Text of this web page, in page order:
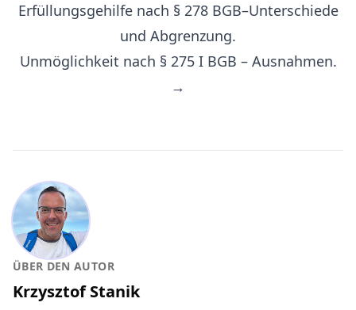
Erfüllungsgehilfe nach § 278 BGB–Unterschiede
und Abgrenzung.
Unmöglichkeit nach § 275 I BGB – Ausnahmen.
→
ÜBER DEN AUTOR
Krzysztof Stanik